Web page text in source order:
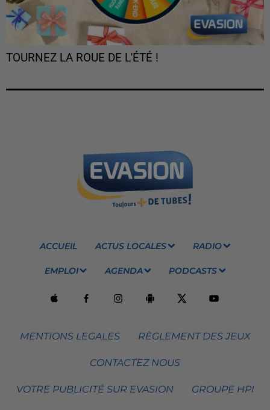
TOURNEZ LA ROUE DE L'ÉTÉ !
ACCUEIL ACTUS LOCALES RADIO
EMPLOI AGENDA PODCASTS
MENTIONS LEGALES RÈGLEMENT DES JEUX
CONTACTEZ NOUS
VOTRE PUBLICITÉ SUR EVASION GROUPE HPI